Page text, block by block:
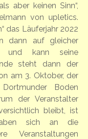
aber keinen Sinn“,
von upletics.
das Läuferjahr 2022
dann auf gleicher
und kann seine
steht dann der
am 3. Oktober, der
Boden
der Veranstalter
bleibt, ist
sich an die
Veranstaltungen